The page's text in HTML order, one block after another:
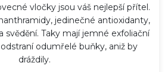
vločky jsou váš nejlepší přítel.
jedinečné antioxidanty,
Taky mají jemné exfoliační
odumřelé buňky, aniž by
dráždily.